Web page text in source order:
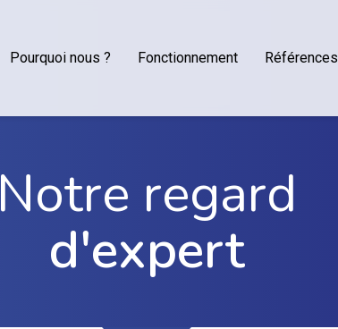
Pourquoi nous ? Fonctionnement Références
Notre regard
d'expert